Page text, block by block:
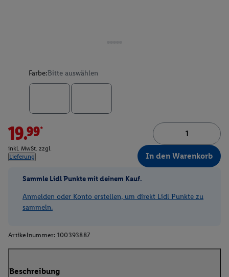
Farbe:Bitte auswählen
19.99*
inkl. MwSt. zzgl.
Lieferung
In den Warenkorb
Sammle Lidl Punkte mit deinem Kauf.
Anmelden oder Konto erstellen, um direkt Lidl Punkte zu
sammeln.
Artikelnummer: 100393887
Beschreibung